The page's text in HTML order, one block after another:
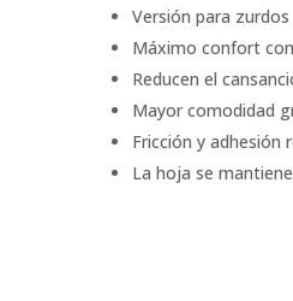
Versión para zurdos
Máximo confort
Reducen el
Mayor comodidad
Fricción y adhesión
La hoja se